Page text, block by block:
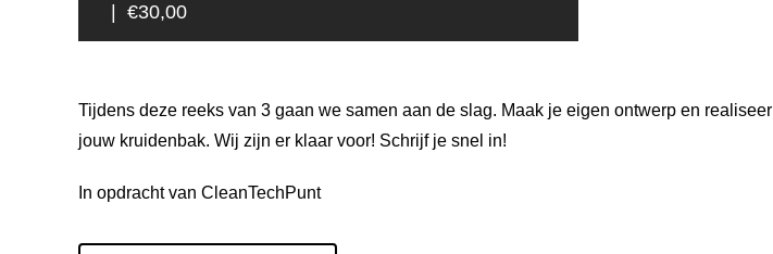
€30,00
Tijdens deze reeks van 3 gaan we samen aan de slag. Maak je eigen ontwerp en realiseer
jouw kruidenbak. Wij zijn er klaar voor! Schrijf je snel in!
In opdracht van CleanTechPunt